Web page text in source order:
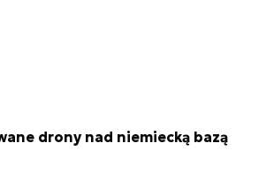
drony nad niemiecką bazą